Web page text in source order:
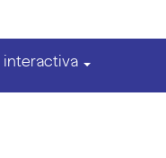
interactiva